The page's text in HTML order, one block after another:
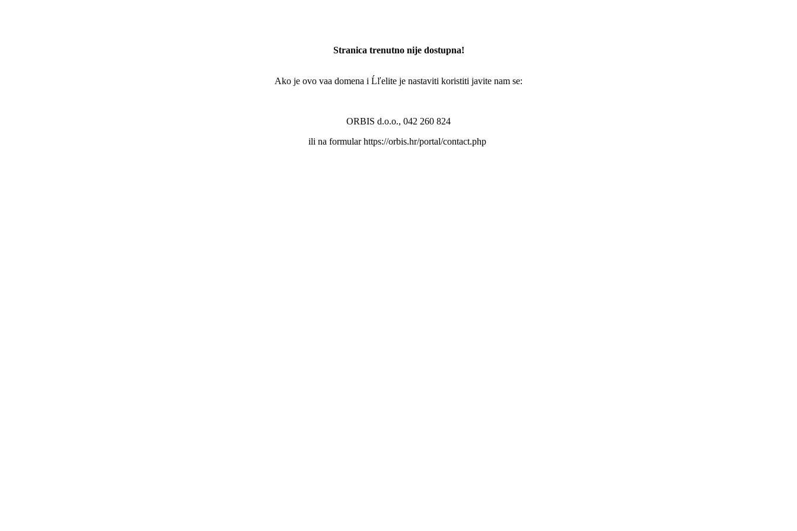
Stranica trenutno nije dostupna!
Ako je ovo vaa domena i Ĺľelite je nastaviti koristiti javite nam se:
ORBIS d.o.o., 042 260 824
ili na formular https://orbis.hr/portal/contact.php